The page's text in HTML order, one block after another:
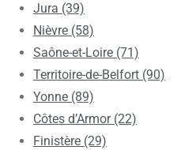
Jura (39)
Nièvre (58)
Saône-et-Loire (71)
Territoire-de-Belfort (90)
Yonne (89)
Côtes d’Armor (22)
Finistère (29)